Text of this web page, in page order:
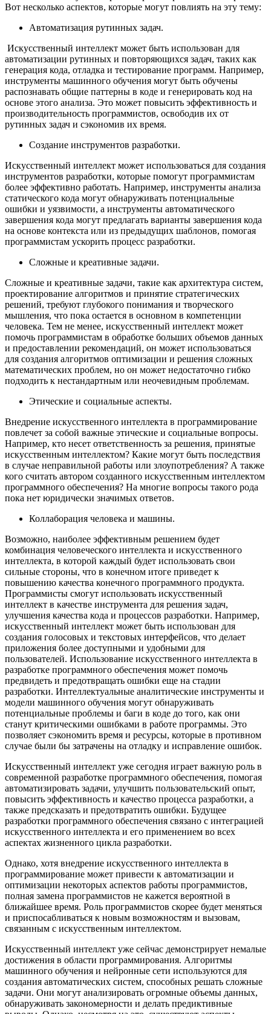
Вот несколько аспектов, которые могут повлиять на эту тему:
Автоматизация рутинных задач.
Искусственный интеллект может быть использован для
автоматизации рутинных и повторяющихся задач, таких как
генерация кода, отладка и тестирование программ. Например,
инструменты машинного обучения могут быть обучены
распознавать общие паттерны в коде и генерировать код на
основе этого анализа. Это может повысить эффективность и
производительность программистов, освободив их от
рутинных задач и сэкономив их время.
Создание инструментов разработки.
Искусственный интеллект может использоваться для создания
инструментов разработки, которые помогут программистам
более эффективно работать. Например, инструменты анализа
статического кода могут обнаруживать потенциальные
ошибки и уязвимости, а инструменты автоматического
завершения кода могут предлагать варианты завершения кода
на основе контекста или из предыдущих шаблонов, помогая
программистам ускорить процесс разработки.
Сложные и креативные задачи.
Сложные и креативные задачи, такие как архитектура систем,
проектирование алгоритмов и принятие стратегических
решений, требуют глубокого понимания и творческого
мышления, что пока остается в основном в компетенции
человека. Тем не менее, искусственный интеллект может
помочь программистам в обработке больших объемов данных
и предоставлении рекомендаций, он может использоваться
для создания алгоритмов оптимизации и решения сложных
математических проблем, но он может недостаточно гибко
подходить к нестандартным или неочевидным проблемам.
Этические и социальные аспекты.
Внедрение искусственного интеллекта в программирование
повлечет за собой важные этические и социальные вопросы.
Например, кто несет ответственность за решения, принятые
искусственным интеллектом? Какие могут быть последствия
в случае неправильной работы или злоупотребления? А также
кого считать автором созданного искусственным интеллектом
программного обеспечения? На многие вопросы такого рода
пока нет юридически значимых ответов.
Коллаборация человека и машины.
Возможно, наиболее эффективным решением будет
комбинация человеческого интеллекта и искусственного
интеллекта, в которой каждый будет использовать свои
сильные стороны, что в конечном итоге приведет к
повышению качества конечного программного продукта.
Программисты смогут использовать искусственный
интеллект в качестве инструмента для решения задач,
улучшения качества кода и процессов разработки. Например,
искусственный интеллект может быть использован для
создания голосовых и текстовых интерфейсов, что делает
приложения более доступными и удобными для
пользователей. Использование искусственного интеллекта в
разработке программного обеспечения может помочь
предвидеть и предотвращать ошибки еще на стадии
разработки. Интеллектуальные аналитические инструменты и
модели машинного обучения могут обнаруживать
потенциальные проблемы и баги в коде до того, как они
станут критическими ошибками в работе программы. Это
позволяет сэкономить время и ресурсы, которые в противном
случае были бы затрачены на отладку и исправление ошибок.
Искусственный интеллект уже сегодня играет важную роль в
современной разработке программного обеспечения, помогая
автоматизировать задачи, улучшить пользовательский опыт,
повысить эффективность и качество процесса разработки, а
также предсказать и предотвратить ошибки. Будущее
разработки программного обеспечения связано с интеграцией
искусственного интеллекта и его применением во всех
аспектах жизненного цикла разработки.
Однако, хотя внедрение искусственного интеллекта в
программирование может привести к автоматизации и
оптимизации некоторых аспектов работы программистов,
полная замена программистов не кажется вероятной в
ближайшее время. Роль программистов скорее будет меняться
и приспосабливаться к новым возможностям и вызовам,
связанным с искусственным интеллектом.
Искусственный интеллект уже сейчас демонстрирует немалые
достижения в области программирования. Алгоритмы
машинного обучения и нейронные сети используются для
создания автоматических систем, способных решать сложные
задачи. Они могут анализировать огромные объемы данных,
обнаруживать закономерности и делать предиктивные